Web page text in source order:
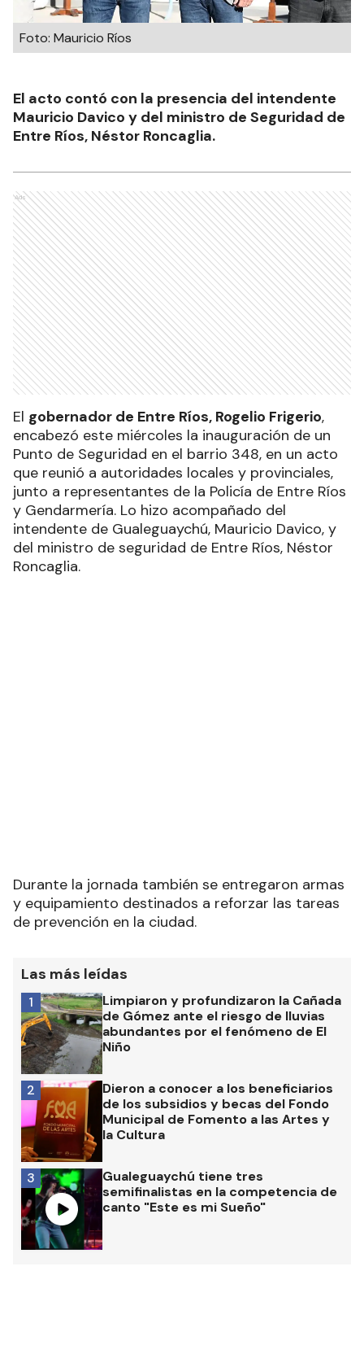
Foto: Mauricio Ríos
El acto contó con la presencia del intendente
Mauricio Davico y del ministro de Seguridad de
Entre Ríos, Néstor Roncaglia.
Ads
El gobernador de Entre Ríos, Rogelio Frigerio,
encabezó este miércoles la inauguración de un
Punto de Seguridad en el barrio 348, en un acto
que reunió a autoridades locales y provinciales,
junto a representantes de la Policía de Entre Ríos
y Gendarmería. Lo hizo acompañado del
intendente de Gualeguaychú, Mauricio Davico, y
del ministro de seguridad de Entre Ríos, Néstor
Roncaglia.
Durante la jornada también se entregaron armas
y equipamiento destinados a reforzar las tareas
de prevención en la ciudad.
Las más leídas
Limpiaron y profundizaron la Cañada
de Gómez ante el riesgo de lluvias
abundantes por el fenómeno de El
Niño
1
Dieron a conocer a los beneficiarios
de los subsidios y becas del Fondo
Municipal de Fomento a las Artes y
la Cultura
2
Gualeguaychú tiene tres
semifinalistas en la competencia de
canto "Este es mi Sueño"
3